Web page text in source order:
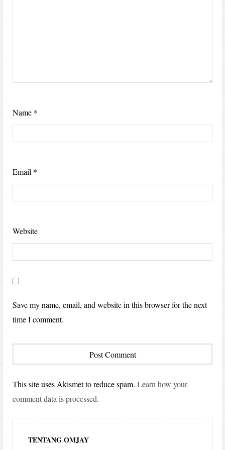
Name *
Email *
Website
Save my name, email, and website in this browser for the next
time I comment.
This site uses Akismet to reduce spam.Learn how your
comment data is processed.
TENTANG OMJAY